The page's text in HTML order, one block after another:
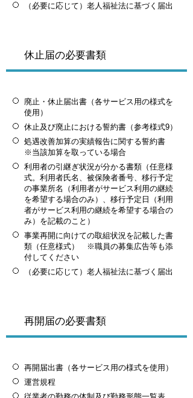
（必要に応じて）老人福祉法に基づく届出
休止届の必要書類
廃止・休止届出書（各サービス用の様式を
使用）
休止及び廃止における誓約書（参考様式9）
処遇改善加算の実績報告に関する誓約書
※当該加算を取っている場合
利用者の引継ぎ状況が分かる書類（任意様
式。利用者氏名、被保険者番号、移行予定
の事業所名（利用者がサービス利用の継続
を希望する場合のみ）、移行予定日（利用
者がサービス利用の継続を希望する場合の
み）を記載のこと）
事業再開に向けての取組状況を記載した書
類（任意様式） ※職員の募集広告等も添
付してください
（必要に応じて）老人福祉法に基づく届出
再開届の必要書類
再開届出書（各サービス用の様式を使用）
運営規程